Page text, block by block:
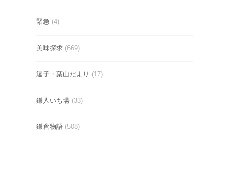
緊急 (4)
美味探求 (669)
逗子・葉山だより (17)
鎌人いち場 (33)
鎌倉物語 (508)